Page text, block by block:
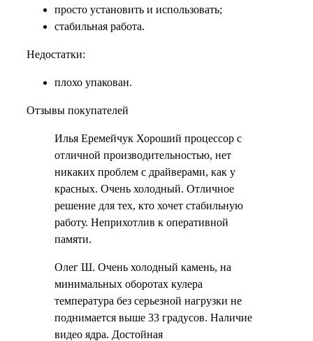
просто установить и использовать;
стабильная работа.
Недостатки:
плохо упакован.
Отзывы покупателей
Илья Еремейчук Хороший процессор с
отличной производительностью, нет
никаких проблем с драйверами, как у
красных. Очень холодный. Отличное
решение для тех, кто хочет стабильную
работу. Неприхотлив к оперативной
памяти.
Олег Ш. Очень холодный камень, на
минимальных оборотах кулера
температура без серьезной нагрузки не
поднимается выше 33 градусов. Наличие
видео ядра. Достойная